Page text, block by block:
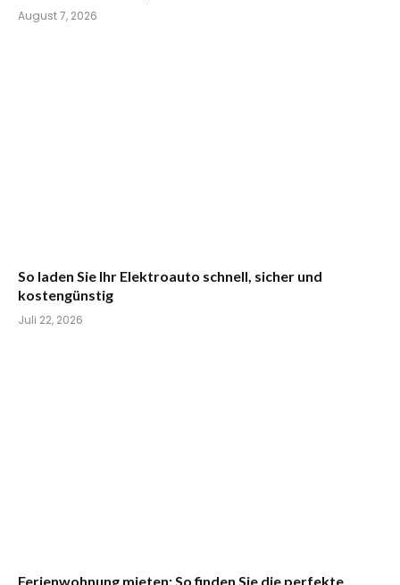
August 7, 2026
So laden Sie Ihr Elektroauto schnell, sicher und
kostengünstig
Juli 22, 2026
Ferienwohnung mieten: So finden Sie die perfekte